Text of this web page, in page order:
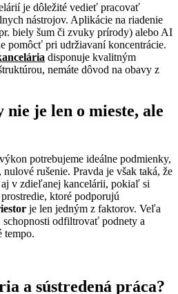
je dôležité vedieť pracovať
nástrojov. Aplikácie na riadenie
biely šum či zvuky prírody) alebo AI
pomôcť pri udržiavaní koncentrácie.
disponuje kvalitným
nemáte dôvod na obavy z
je len o mieste, ale
potrebujeme ideálne podmienky,
rušenie. Pravda je však taká, že
v zdieľanej kancelárii, pokiaľ si
ktoré podporujú
je len jedným z faktorov. Veľa
schopnosti odfiltrovať podnety a
tempo.
a sústredená práca?